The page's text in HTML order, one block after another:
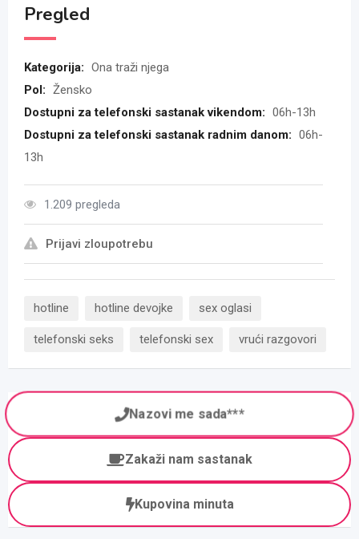
Pregled
Kategorija: Ona traži njega
Pol: Žensko
Dostupni za telefonski sastanak vikendom: 06h-13h
Dostupni za telefonski sastanak radnim danom: 06h-
13h
1.209 pregleda
Prijavi zloupotrebu
hotline hotline devojke sex oglasi
telefonski seks telefonski sex vrući razgovori
Nazovi me sada***
Zakaži nam sastanak
Kupovina minuta